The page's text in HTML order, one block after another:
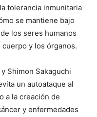
tolerancia inmunitaria
se mantiene bajo
los seres humanos
y los órganos.
Shimon Sakaguchi
un autoataque al
a la creación de
y enfermedades